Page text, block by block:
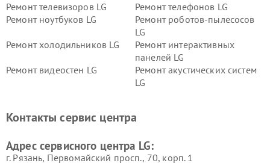
Ремонт телевизоров LG
Ремонт телефонов LG
Ремонт ноутбуков LG
Ремонт роботов-пылесосов
LG
Ремонт холодильников LG
Ремонт интерактивных
панелей LG
Ремонт видеостен LG
Ремонт акустических систем
LG
Ремонт морозильных камер
Ремонт вертикальных
Контакты сервис центра
Адрес сервисного центра LG:
г. Рязань, Первомайский просп., 70, корп. 1